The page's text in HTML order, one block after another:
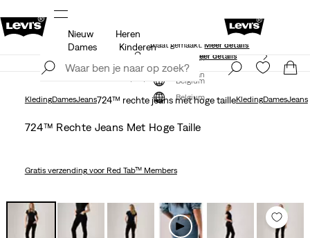
Levi's App. Het beste van Levi’s®, speciaal voor jou op
maat gemaakt.Meer details
Meld je nu aan
Belgium
Nieuw
Heren
Dames
Kinderen
Update verzend- en retourbeleid
Meer details
Meld je nu aan
Belgium
KledingDamesJeans724™ rechte jeans met hoge tailleKledingDamesJeans
724™ Rechte Jeans Met Hoge Taille
Gratis verzendingvoor Red Tab™ Members